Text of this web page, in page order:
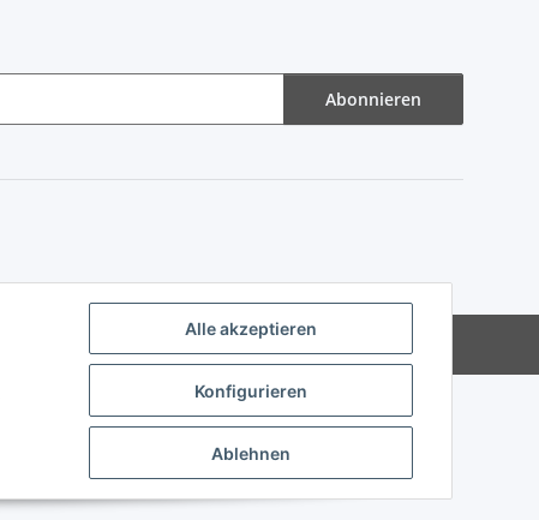
Alle akzeptieren
Konfigurieren
Ablehnen
Abonnieren